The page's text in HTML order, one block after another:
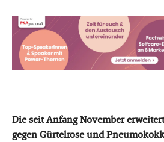
Die seit Anfang November
gegen Gürtelrose und